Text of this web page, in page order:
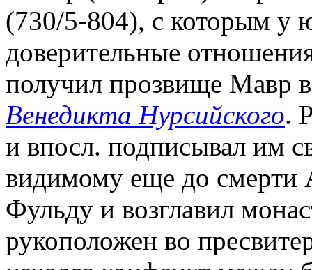
(730/5-804), с которым у
доверительные
получил прозвище Мавр
Венедикта Нурсийского.
и впосл. подписывал им
видимому еще до смерти
Фульду и возглавил
рукоположен во